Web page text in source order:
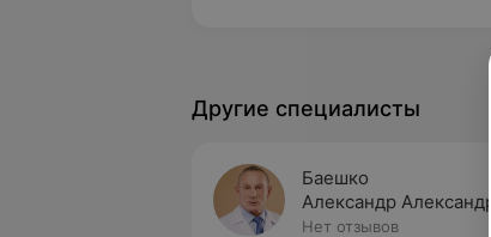
Другие специалисты
Баешко
Александр
Нет отзывов